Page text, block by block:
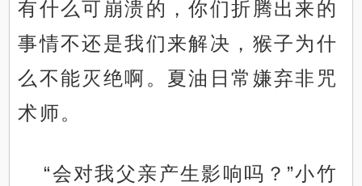
有什么可崩溃的，你们折腾出来的
事情不还是我们来解决，猴子为什
么不能灭绝啊。夏油日常嫌弃非咒
术师。
“会对我父亲产生影响吗？”小竹